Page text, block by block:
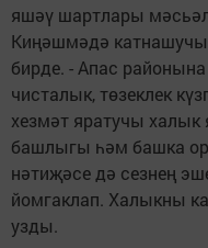
яшәү шартлары
Киңәшмәдә
бирде. - Апас
чисталык, төзеклек
хезмәт яратучы
башлыгы һәм башка
нәтиҗәсе дә сезнең
йомгаклап. Халыкны
узды.